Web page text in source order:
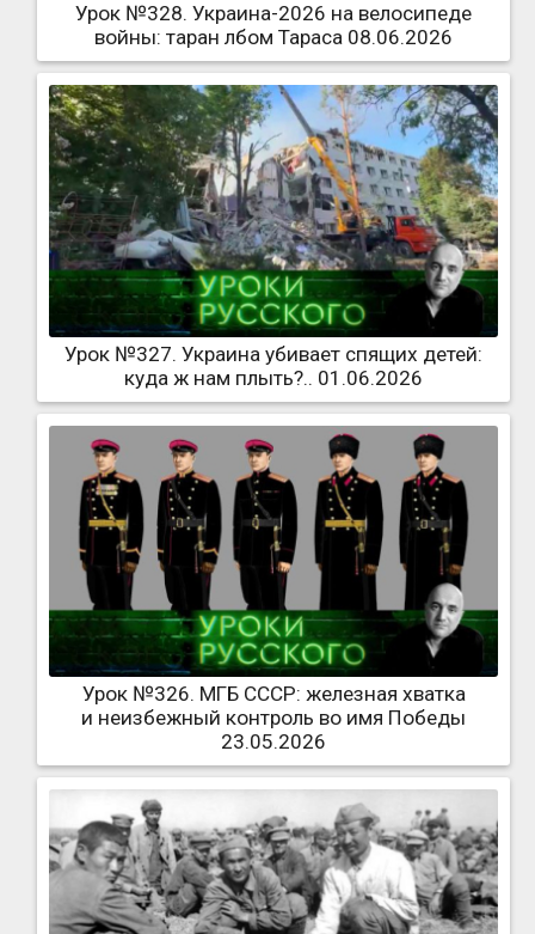
Урок №328. Украина-2026 на велосипеде
войны: таран лбом Тараса 08.06.2026
Урок №327. Украина убивает спящих детей:
куда ж нам плыть?.. 01.06.2026
Урок №326. МГБ СССР: железная хватка
и неизбежный контроль во имя Победы
23.05.2026